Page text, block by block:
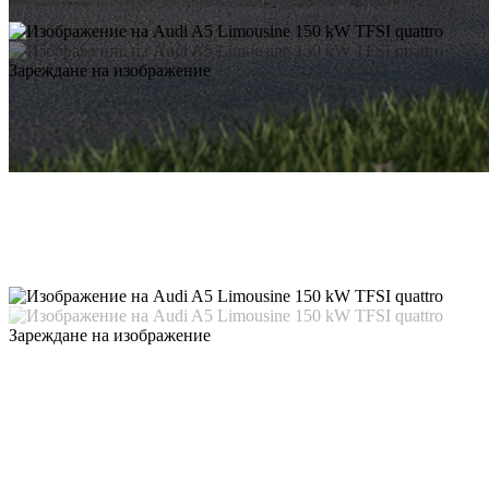
Зареждане на изображение
Зареждане на изображение